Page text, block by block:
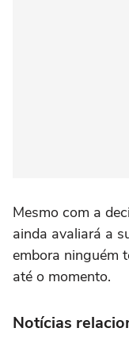
Mesmo com a
ainda avaliará a
embora ninguém
até o momento.
Notícias